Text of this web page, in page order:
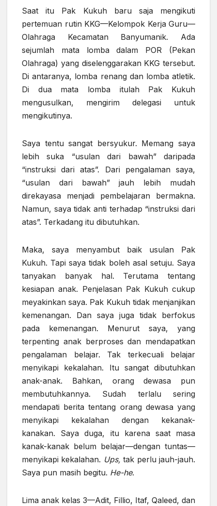
Saat itu Pak Kukuh baru saja mengikuti
pertemuan rutin KKG—Kelompok Kerja Guru—
Olahraga Kecamatan Banyumanik. Ada
sejumlah mata lomba dalam POR (Pekan
Olahraga) yang diselenggarakan KKG tersebut.
Di antaranya, lomba renang dan lomba atletik.
Di dua mata lomba itulah Pak Kukuh
mengusulkan, mengirim delegasi untuk
mengikutinya.
Saya tentu sangat bersyukur. Memang saya
lebih suka “usulan dari bawah” daripada
“instruksi dari atas”. Dari pengalaman saya,
“usulan dari bawah” jauh lebih mudah
direkayasa menjadi pembelajaran bermakna.
Namun, saya tidak anti terhadap “instruksi dari
atas”. Terkadang itu dibutuhkan.
Maka, saya menyambut baik usulan Pak
Kukuh. Tapi saya tidak boleh asal setuju. Saya
tanyakan banyak hal. Terutama tentang
kesiapan anak. Penjelasan Pak Kukuh cukup
meyakinkan saya. Pak Kukuh tidak menjanjikan
kemenangan. Dan saya juga tidak berfokus
pada kemenangan. Menurut saya, yang
terpenting anak berproses dan mendapatkan
pengalaman belajar. Tak terkecuali belajar
menyikapi kekalahan. Itu sangat dibutuhkan
anak-anak. Bahkan, orang dewasa pun
membutuhkannya. Sudah terlalu sering
mendapati berita tentang orang dewasa yang
menyikapi kekalahan dengan kekanak-
kanakan. Saya duga, itu karena saat masa
kanak-kanak belum belajar—dengan tuntas—
menyikapi kekalahan. Ups, tak perlu jauh-jauh.
Saya pun masih begitu. He-he.
Lima anak kelas 3—Adit, Fillio, Itaf, Qaleed, dan